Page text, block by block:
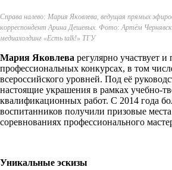
Справа налево: Мария Яковлева, ведущая прямых
корреспондент Арина Дешевых. Фото: Артём
медиахолдинг «Есть talk!» ТГУ
Мария Яковлева регулярно участвует и
профессиональных конкурсах, в том
всероссийского уровней. Под её
настоящие украшения в рамках учебно-
квалификационных работ. С 2014 года
воспитанников получили призовые
соревнованиях профессионального
Уникальные эскизы